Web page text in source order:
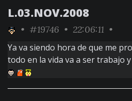
L.03.NOV.2008
• #19746 • 22:06:11 •
Ya va siendo hora de que me
todo en la vida va a ser trabajo